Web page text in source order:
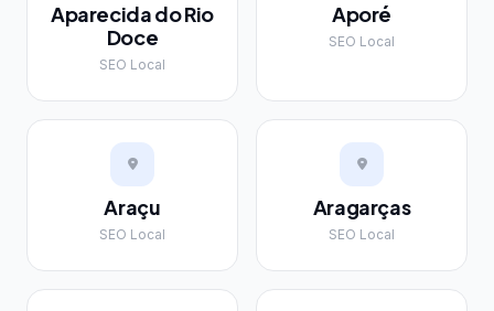
Aparecida do Rio
Doce
SEO Local
Aporé
SEO Local
Araçu
SEO Local
Aragarças
SEO Local